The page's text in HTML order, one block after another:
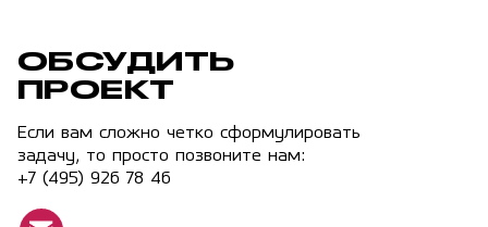
ОБСУДИТЬ
ПРОЕКТ
Если вам сложно четко сформулировать
задачу, то просто позвоните нам:
+7 (495) 926 78 46